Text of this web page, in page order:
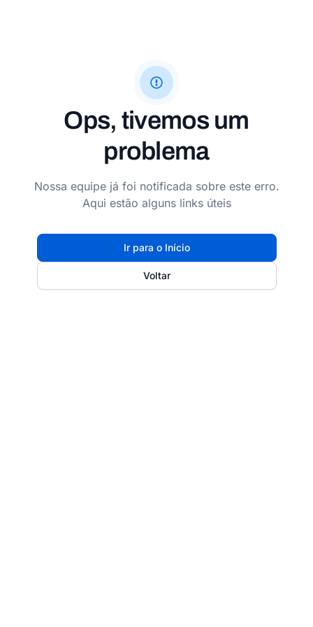
Ops, tivemos um
problema
Nossa equipe já foi notificada sobre este erro.
Aqui estão alguns links úteis
Ir para o Início
Voltar